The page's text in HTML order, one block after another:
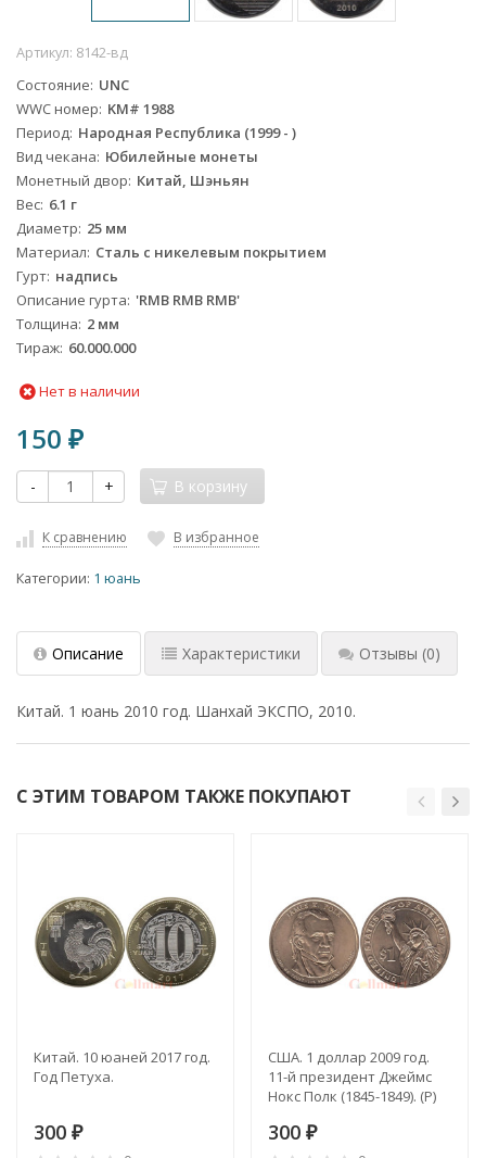
Артикул: 8142-вд
Состояние UNC
WWC номер KM# 1988
Период Народная Республика (1999 - )
Вид чекана Юбилейные монеты
Монетный двор Китай, Шэньян
Вес 6.1 г
Диаметр 25 мм
Материал Сталь с никелевым покрытием
Гурт надпись
Описание гурта 'RMB RMB RMB'
Толщина 2 мм
Тираж 60.000.000
Нет в наличии
150 ₽
- + В корзину
К сравнению В избранное
Категории: 1 юань
Описание Характеристики Отзывы (0)
Китай. 1 юань 2010 год. Шанхай ЭКСПО, 2010.
С ЭТИМ ТОВАРОМ ТАКЖЕ ПОКУПАЮТ
Китай. 10 юаней 2017 год.
Год Петуха.
300 ₽
США. 1 доллар 2009 год.
11-й президент Джеймс
Нокс Полк (1845-1849). (P)
300 ₽